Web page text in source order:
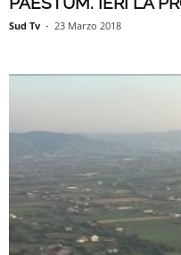
Sud Tv - 23 Marzo 2018